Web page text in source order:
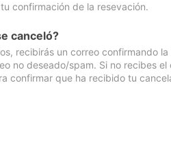
confirmación de la resevación.
canceló?
recibirás un correo confirmando
no deseado/spam. Si no recibes el
confirmar que ha recibido tu